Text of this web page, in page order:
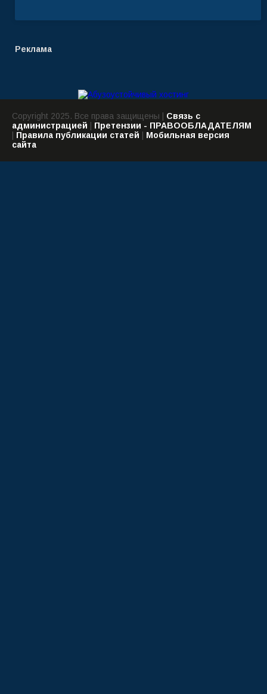
Реклама
Copyright 2025. Все права защищены | Связь с
администрацией
Претензии - ПРАВООБЛАДАТЕЛЯМ
Правила публикации статей
Мобильная версия
сайта